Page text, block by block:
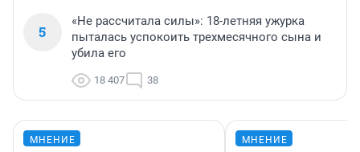
5
«Не рассчитала силы»: 18-летняя ужурка
пыталась успокоить трехмесячного сына и
убила его
18 407 38
МНЕНИЕ МНЕНИЕ